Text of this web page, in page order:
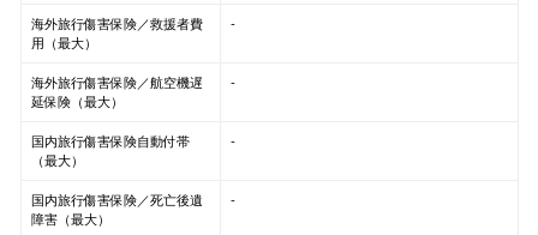
海外旅行傷害保険／救援者費
用（最大）
-
海外旅行傷害保険／航空機遅
延保険（最大）
-
国内旅行傷害保険自動付帯
（最大）
-
国内旅行傷害保険／死亡後遺
障害（最大）
-